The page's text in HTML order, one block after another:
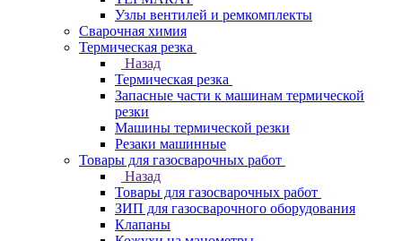
Узлы вентилей и ремкомплекты
Сварочная химия
Термическая резка
Назад
Термическая резка
Запасные части к машинам термической
резки
Машины термической резки
Резаки машинные
Товары для газосварочных работ
Назад
Товары для газосварочных работ
ЗИП для газосварочного оборудования
Клапаны